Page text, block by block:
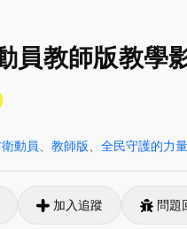
員教師版教學
動員 教師版 全民守護的力量
加入追蹤 問題